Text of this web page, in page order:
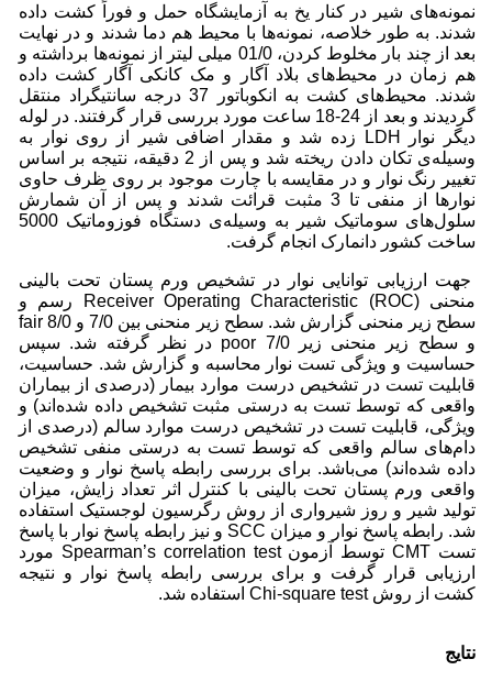
نمونه‌های شیر در کنار یخ به آزمایشگاه حمل و فوراً کشت داده
شدند. به طور خلاصه، نمونه‌ها با محیط هم دما شدند و در نهایت
بعد از چند بار مخلوط کردن، 01/0 میلی لیتر از نمونه‌ها برداشته و
هم زمان در محیط‌های بلاد آگار و مک کانکی آگار کشت داده
شدند. محیط‌های کشت به انکوباتور 37 درجه سانتیگراد منتقل
گردیدند و بعد از 24-18 ساعت مورد بررسی قرار گرفتند. در لوله
دیگر نوار LDH زده شد و مقدار اضافی شیر از روی نوار به
وسیله‌ی تکان دادن ریخته شد و پس از 2 دقیقه، نتیجه بر اساس
تغییر رنگ نوار و در مقایسه با چارت موجود بر روی ظرف حاوی
نوارها از منفی تا 3 مثبت قرائت شدند و پس از آن شمارش
سلول‌های سوماتیک شیر به وسیله‌ی دستگاه فوزوماتیک 5000
ساخت کشور دانمارک انجام گرفت.
جهت ارزیابی توانایی نوار در تشخیص ورم پستان تحت بالینی
منحنی (ROC) Receiver Operating Characteristic
رسم و
سطح زیر منحنی گزارش شد. سطح زیر منحنی بین 7/0 و 8/0 fair
و سطح زیر منحنی زیر 7/0 poor در نظر گرفته شد. سپس
حساسیت و ویژگی تست نوار محاسبه و گزارش شد. حساسیت،
قابلیت تست در تشخیص درست موارد بیمار (درصدی از بیماران
واقعی که توسط تست به درستی مثبت تشخیص داده شده‌اند) و
ویژگی، قابلیت تست در تشخیص درست موارد سالم (درصدی از
دام‌های سالم واقعی که توسط تست به درستی منفی تشخیص
داده شده‌اند) می‌باشد. برای بررسی رابطه پاسخ نوار و وضعیت
واقعی ورم پستان تحت بالینی با کنترل اثر تعداد زایش، میزان
تولید شیر و روز شیرواری از روش رگرسیون لوجستیک استفاده
شد. رابطه پاسخ نوار و میزان SCC و نیز رابطه پاسخ نوار با پاسخ
تست CMT توسط آزمون Spearman’s correlation test مورد
ارزیابی قرار گرفت و برای بررسی رابطه پاسخ نوار و نتیجه
کشت از روش Chi-square test استفاده شد.
نتایج